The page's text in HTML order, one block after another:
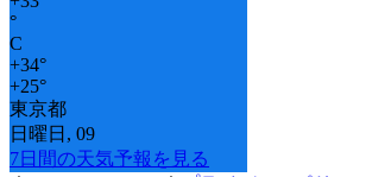
°
C
+34°
+25°
東京都
日曜日, 09
7日間の天気予報を見る